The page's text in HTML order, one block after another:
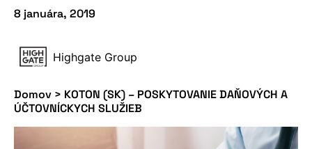
8 januára, 2019
Highgate Group
Domov > KOTON (SK) – POSKYTOVANIE DAŇOVÝCH A
ÚČTOVNÍCKYCH SLUŽIEB